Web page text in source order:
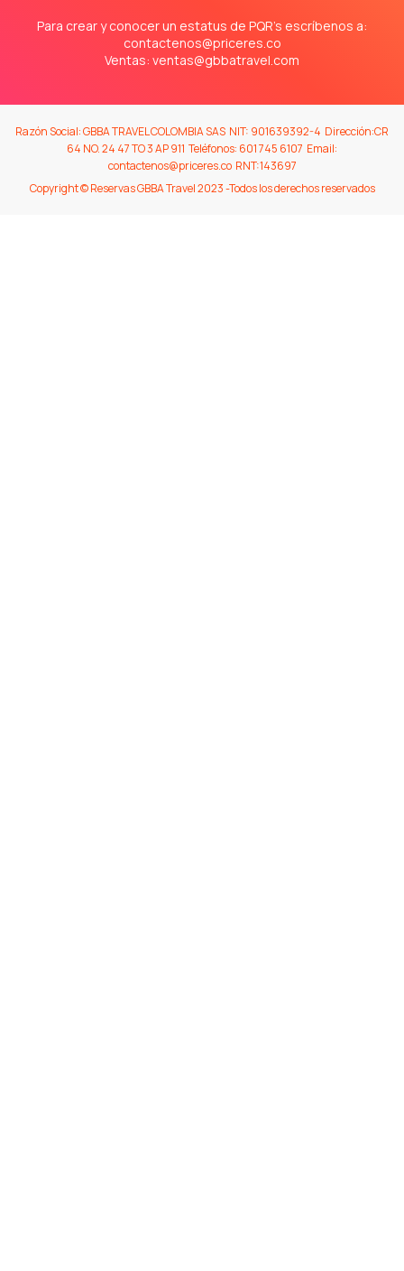
Para crear y conocer un estatus de PQR's escríbenos a:
contactenos@priceres.co
Ventas: ventas@gbbatravel.com
Razón Social: GBBA TRAVEL COLOMBIA SAS NIT: 901639392-4 Dirección:CR
64 NO. 24 47 TO 3 AP 911 Teléfonos: 601 745 6107 Email:
contactenos@priceres.co RNT:143697
Copyright © Reservas GBBA Travel 2023 -Todos los derechos reservados